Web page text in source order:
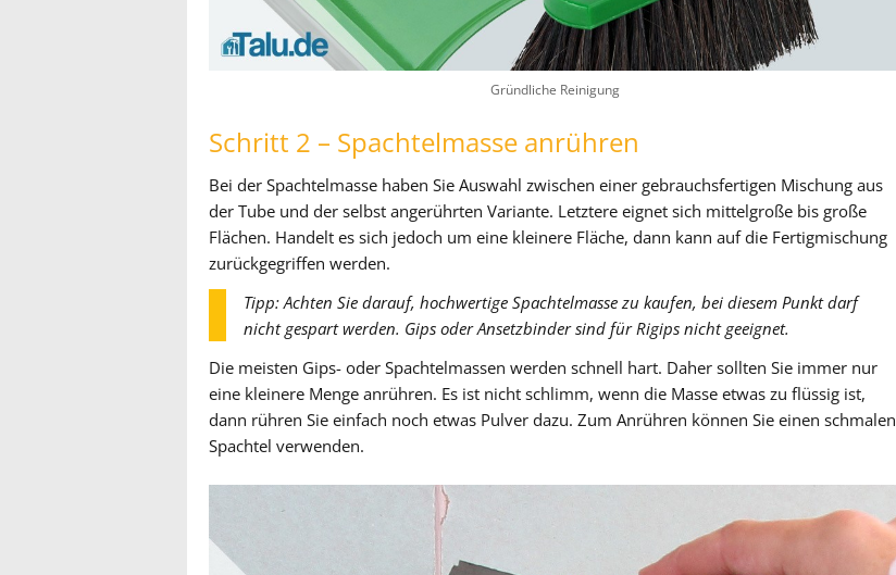
Gründliche Reinigung
Schritt 2 – Spachtelmasse anrühren
Bei der Spachtelmasse haben Sie Auswahl zwischen einer gebrauchsfertigen Mischung aus
der Tube und der selbst angerührten Variante. Letztere eignet sich mittelgroße bis große
Flächen. Handelt es sich jedoch um eine kleinere Fläche, dann kann auf die Fertigmischung
zurückgegriffen werden.
Tipp: Achten Sie darauf, hochwertige Spachtelmasse zu kaufen, bei diesem Punkt darf
nicht gespart werden. Gips oder Ansetzbinder sind für Rigips nicht geeignet.
Die meisten Gips- oder Spachtelmassen werden schnell hart. Daher sollten Sie immer nur
eine kleinere Menge anrühren. Es ist nicht schlimm, wenn die Masse etwas zu flüssig ist,
dann rühren Sie einfach noch etwas Pulver dazu. Zum Anrühren können Sie einen schmalen
Spachtel verwenden.